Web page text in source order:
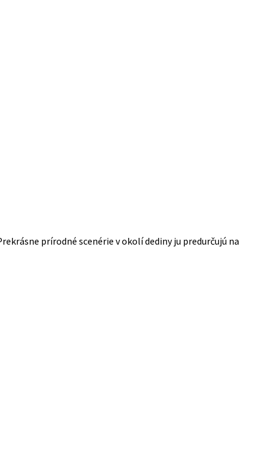
prírodné scenérie v okolí dediny ju predurčujú na